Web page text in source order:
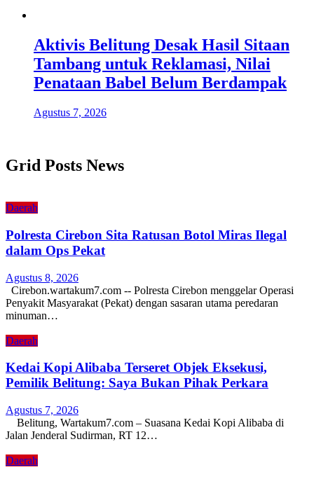
Aktivis Belitung Desak Hasil Sitaan
Tambang untuk Reklamasi, Nilai
Penataan Babel Belum Berdampak
Agustus 7, 2026
Grid Posts News
Daerah
Polresta Cirebon Sita Ratusan Botol Miras Ilegal
dalam Ops Pekat
Agustus 8, 2026
Cirebon.wartakum7.com -- Polresta Cirebon menggelar Operasi
Penyakit Masyarakat (Pekat) dengan sasaran utama peredaran
minuman…
Daerah
Kedai Kopi Alibaba Terseret Objek Eksekusi,
Pemilik Belitung: Saya Bukan Pihak Perkara
Agustus 7, 2026
Belitung, Wartakum7.com – Suasana Kedai Kopi Alibaba di
Jalan Jenderal Sudirman, RT 12…
Daerah